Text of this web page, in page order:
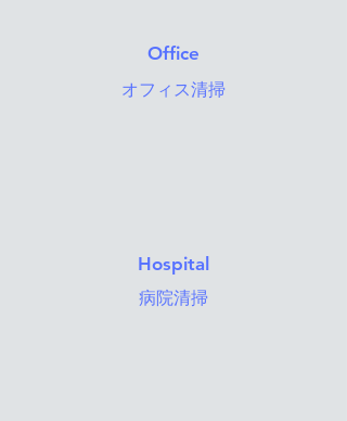
Office
オフィス清掃
Hospital
病院清掃